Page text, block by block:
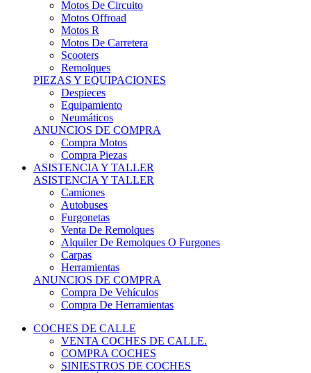
Motos R
Motos De Carretera
Scooters
Remolques
PIEZAS Y EQUIPACIONES
Despieces
Equipamiento
Neumáticos
ANUNCIOS DE COMPRA
Compra Motos
Compra Piezas
ASISTENCIA Y TALLER
ASISTENCIA Y TALLER
Camiones
Autobuses
Furgonetas
Venta De Remolques
Alquiler De Remolques O Furgones
Carpas
Herramientas
ANUNCIOS DE COMPRA
Compra De Vehículos
Compra De Herramientas
COCHES DE CALLE
VENTA COCHES DE CALLE.
COMPRA COCHES
SINIESTROS DE COCHES
EL BAÚL DE LOS RECUERDOS